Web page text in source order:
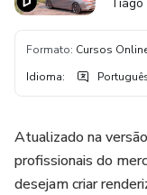
Formato: Cursos
Idioma:
Atualizado na
profissionais do
desejam criar